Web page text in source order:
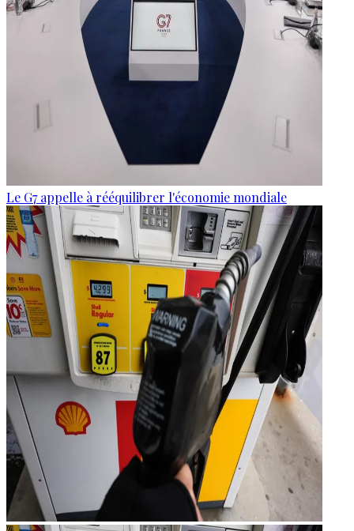
Le G7 appelle à rééquilibrer l'économie mondiale